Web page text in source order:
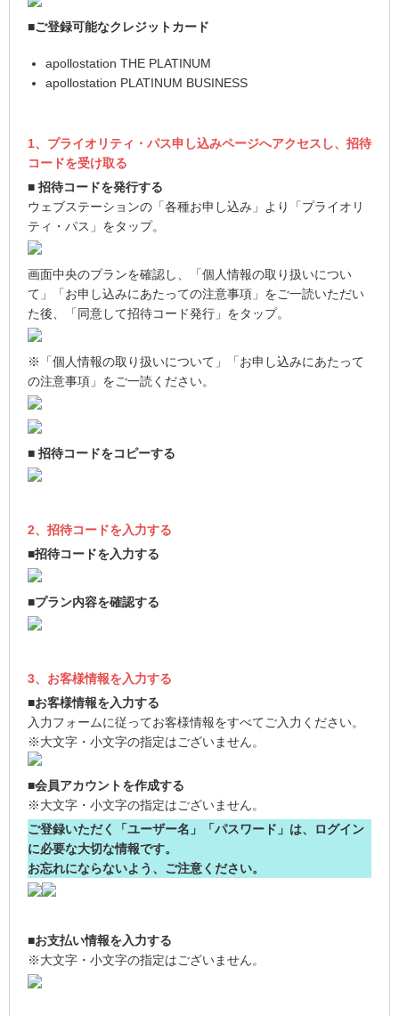
■ご登録可能なクレジットカード
apollostation THE PLATINUM
apollostation PLATINUM BUSINESS
1、プライオリティ・パス申し込みページへアクセスし、招待
コードを受け取る
■ 招待コードを発行する
ウェブステーションの「各種お申し込み」より「プライオリ
ティ・パス」をタップ。
画面中央のプランを確認し、「個人情報の取り扱いについ
て」「お申し込みにあたっての注意事項」をご一読いただい
た後、「同意して招待コード発行」をタップ。
※「個人情報の取り扱いについて」「お申し込みにあたって
の注意事項」をご一読ください。
■ 招待コードをコピーする
2、招待コードを入力する
■招待コードを入力する
■プラン内容を確認する
3、お客様情報を入力する
■お客様情報を入力する
入力フォームに従ってお客様情報をすべてご入力ください。
※大文字・小文字の指定はございません。
■会員アカウントを作成する
※大文字・小文字の指定はございません。
ご登録いただく「ユーザー名」「パスワード」は、ログイン
に必要な大切な情報です。
お忘れにならないよう、ご注意ください。
■お支払い情報を入力する
※大文字・小文字の指定はございません。